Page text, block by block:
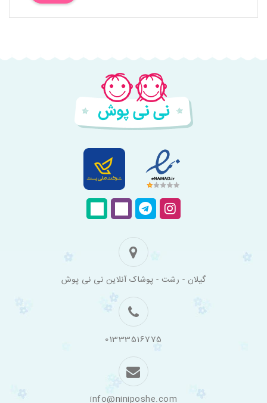
گیلان - رشت - پوشاک آنلاین نی نی پوش
01333516775
info@niniposhe.com